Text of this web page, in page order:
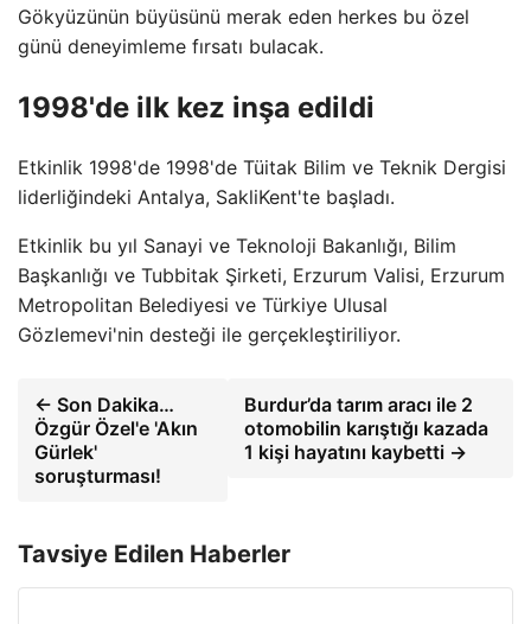
Gökyüzünün büyüsünü merak eden herkes bu özel
günü deneyimleme fırsatı bulacak.
1998'de ilk kez inşa edildi
Etkinlik 1998'de 1998'de Tüitak Bilim ve Teknik Dergisi
liderliğindeki Antalya, SakliKent'te başladı.
Etkinlik bu yıl Sanayi ve Teknoloji Bakanlığı, Bilim
Başkanlığı ve Tubbitak Şirketi, Erzurum Valisi, Erzurum
Metropolitan Belediyesi ve Türkiye Ulusal
Gözlemevi'nin desteği ile gerçekleştiriliyor.
← Son Dakika…
Özgür Özel'e 'Akın
Gürlek'
soruşturması!
Burdur’da tarım aracı ile 2
otomobilin karıştığı kazada
1 kişi hayatını kaybetti →
Tavsiye Edilen Haberler